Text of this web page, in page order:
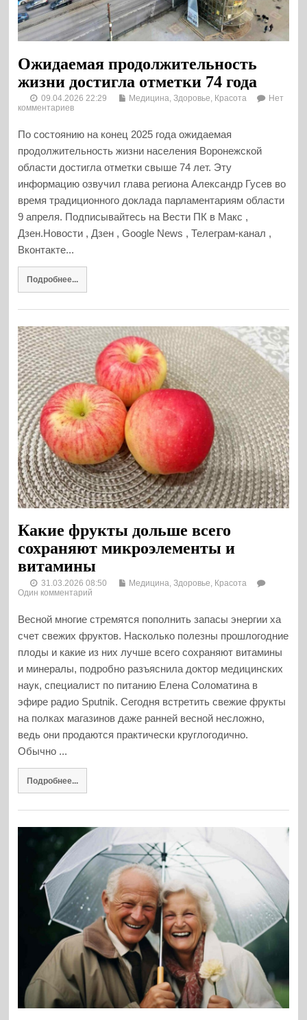
Ожидаемая продолжительность
жизни достигла отметки 74 года
09.04.2026 22:29 Медицина, Здоровье, Красота
Нет
комментариев
По состоянию на конец 2025 года ожидаемая
продолжительность жизни населения Воронежской
области достигла отметки свыше 74 лет. Эту
информацию озвучил глава региона Александр Гусев во
время традиционного доклада парламентариям области
9 апреля. Подписывайтесь на Вести ПК в Макс ,
Дзен.Новости , Дзен , Google News , Телеграм-канал ,
Вконтакте...
Подробнее...
Какие фрукты дольше всего
сохраняют микроэлементы и
витамины
31.03.2026 08:50
Медицина, Здоровье, Красота
Один комментарий
Весной многие стремятся пополнить запасы энергии ха
счет свежих фруктов. Насколько полезны прошлогодние
плоды и какие из них лучше всего сохраняют витамины
и минералы, подробно разъяснила доктор медицинских
наук, специалист по питанию Елена Соломатина в
эфире радио Sputnik. Сегодня встретить свежие фрукты
на полках магазинов даже ранней весной несложно,
ведь они продаются практически круглогодично.
Обычно ...
Подробнее...